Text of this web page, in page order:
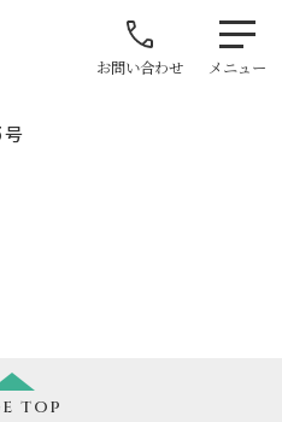
お問い合わせ メニュー
top